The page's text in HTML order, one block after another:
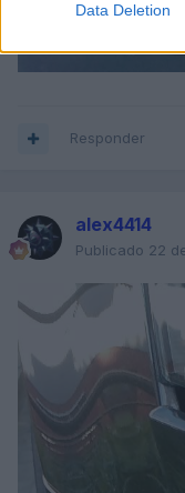
Data Deletion
Responder
alex4414
Publicado 22